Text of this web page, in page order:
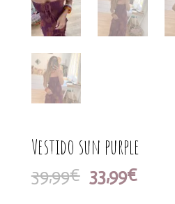
Vestido sun purple
39,99€ El
precio
33,99€El